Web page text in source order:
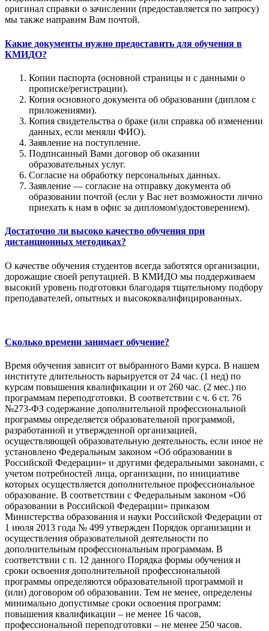
оригинал справки о зачислении (предоставляется по запросу)
мы также направим Вам почтой.
Какие документы нужно предоставить для обучения в
КМИДО?
Копии паспорта (основной страницы и с данными о
прописке/регистрации).
Копия основного документа об образовании (диплом с
приложениями).
Копия свидетельства о браке (или справка об изменении
данных, если меняли ФИО).
Заявление на поступление.
Подписанный Вами договор об оказании
образовательных услуг.
Согласие на обработку персональных данных.
Заявление — согласие на отправку документа об
образовании почтой (если у Вас нет возможности лично
приехать к нам в офис за дипломом\удостоверением).
Достаточно ли высоко качество обучения при
дистанционных методиках?
О качестве обучения студентов всегда заботятся организации,
дорожащие своей репутацией. В КМИДО мы поддерживаем
высокий уровень подготовки благодаря тщательному подбору
преподавателей, опытных и высококвалифицированных.
Сколько времени занимает обучение?
Время обучения зависит от выбранного Вами курса. В нашем
институте длительность варьируется от 24 час. (1 нед) по
курсам повышения квалификации и от 260 час. (2 мес.) по
программам переподготовки. В соответствии с ч. 6 ст. 76
№273-ФЗ содержание дополнительной профессиональной
программы определяется образовательной программой,
разработанной и утвержденной организацией,
осуществляющей образовательную деятельность, если иное не
установлено Федеральным законом «Об образовании в
Российской Федерации» и другими федеральными законами, с
учетом потребностей лица, организации, по инициативе
которых осуществляется дополнительное профессиональное
образование. В соответствии с Федеральным законом «Об
образовании в Российской Федерации» приказом
Министерства образования и науки Российской Федерации от
1 июля 2013 года № 499 утвержден Порядок организации и
осуществления образовательной деятельности по
дополнительным профессиональным программам. В
соответствии с п. 12 данного Порядка формы обучения и
сроки освоения дополнительной профессиональной
программы определяются образовательной программой и
(или) договором об образовании. Тем не менее, определены
минимально допустимые сроки освоения программ:
повышения квалификации – не менее 16 часов,
профессиональной переподготовки – не менее 250 часов.